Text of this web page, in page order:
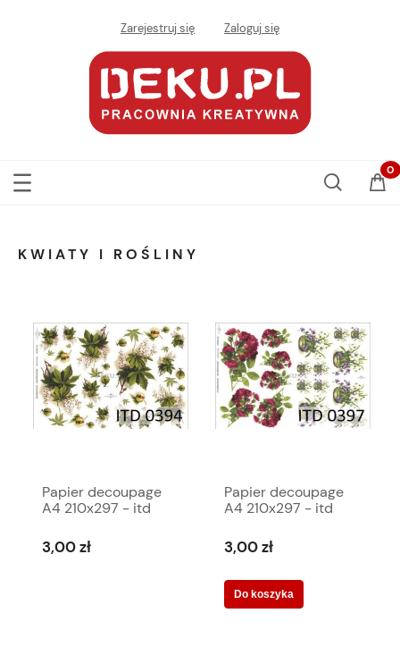
Zarejestruj się Zaloguj się
KWIATY I ROŚLINY
Papier decoupage
A4 210x297 - itd
3,00 zł
Papier decoupage
A4 210x297 - itd
3,00 zł
Do koszyka